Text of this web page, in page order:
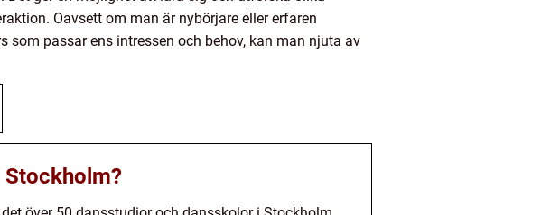
Oavsett om man är nybörjare eller erfaren
passar ens intressen och behov, kan man njuta av